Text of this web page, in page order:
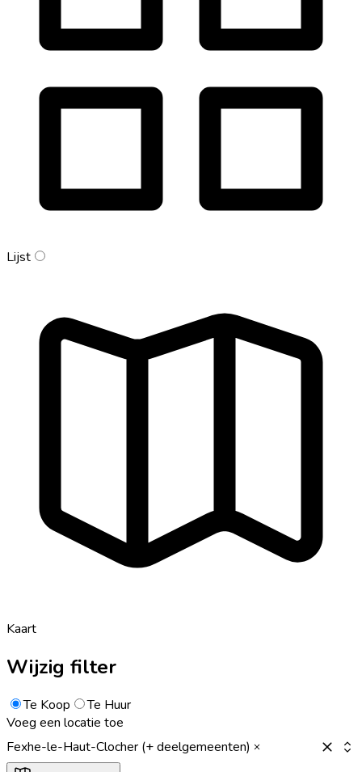
Lijst
Kaart
Wijzig filter
Te Koop
Te Huur
Voeg een locatie toe
Fexhe-le-Haut-Clocher (+ deelgemeenten)